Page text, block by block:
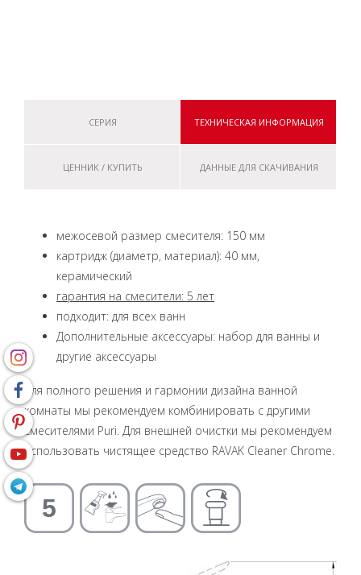
СЕРИЯ ТЕХНИЧЕСКАЯ ИНФОРМАЦИЯ
ЦЕННИК / КУПИТЬ ДАННЫЕ ДЛЯ СКАЧИВАНИЯ
межосевой размер смесителя: 150 мм
картридж (диаметр, материал): 40 мм,
керамический
гарантия на смесители: 5 лет
подходит: для всех ванн
Дополнительные аксессуары: набор для ванны и
другие аксессуары
Для полного решения и гармонии дизайна ванной
комнаты мы рекомендуем комбинировать с другими
смесителями Puri. Для внешней очистки мы рекомендуем
использовать чистящее средство RAVAK Cleaner Chrome.